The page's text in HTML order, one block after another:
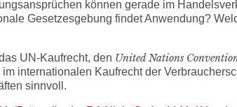
können gerade im
Gesetzesgebung findet Anwendung?
UN-Kaufrecht, den United Nations
internationalen Kaufrecht der
sinnvoll.